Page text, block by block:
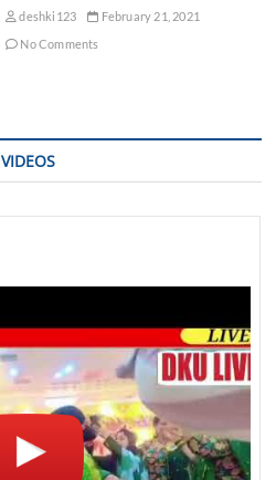
deshki123
February 21, 2021
No Comments
VIDEOS